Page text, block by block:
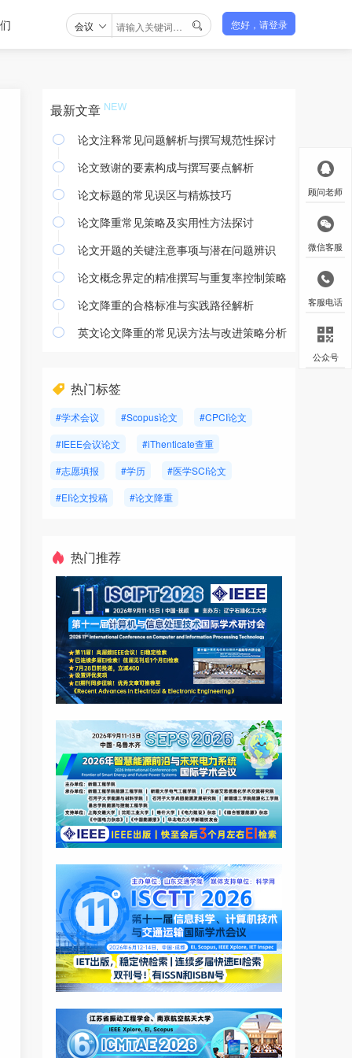
会议  您好，请登录
最新文章
 论文注释常见问题解析与撰写规范性探讨
 论文致谢的要素构成与撰写要点解析
 论文标题的常见误区与精炼技巧
 论文降重常见策略及实用性方法探讨
 论文开题的关键注意事项与潜在问题辨识
 论文概念界定的精准撰写与重复率控制策略
 论文降重的合格标准与实践路径解析
 英文论文降重的常见误方法与改进策略分析
热门标签
#学术会议 #Scopus论文
#CPCI论文
#IEEE会议论文
#iThenticate查重
#志愿填报
#学历
#医学SCI论文
#EI论文投稿
#论文降重
热门推荐
顾问老师
微信客服
客服电话
公众号